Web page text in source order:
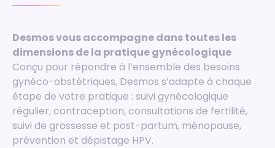
Desmos vous accompagne dans toutes les
dimensions de la pratique gynécologique
Conçu pour répondre à l’ensemble des besoins
gynéco-obstétriques, Desmos s’adapte à chaque
étape de votre pratique : suivi gynécologique
régulier, contraception, consultations de fertilité,
suivi de grossesse et post-partum, ménopause,
prévention et dépistage HPV.